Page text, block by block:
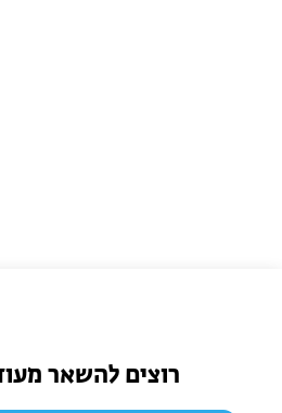
רוצים להשאר